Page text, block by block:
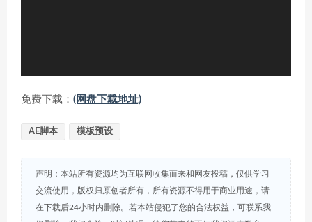
免费下载： (网盘下载地址)
AE脚本 模板预设
声明：本站所有资源均为互联网收集而来和网友投稿，仅供学习
交流使用，版权归原创者所有，所有资源不得用于商业用途，请
在下载后24小时内删除。若本站侵犯了您的合法权益，可联系我